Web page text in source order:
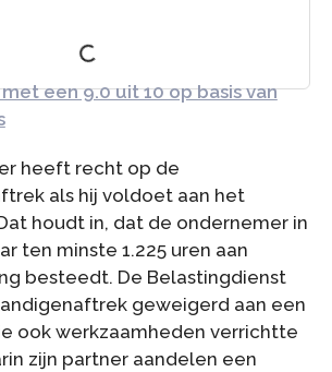
een 9.0 uit 10 op basis van
heeft recht op de
als hij voldoet aan het
houdt in, dat de ondernemer in
ten minste 1.225 uren aan
besteedt. De Belastingdienst
geweigerd aan een
ook werkzaamheden verrichtte
zijn partner aandelen een